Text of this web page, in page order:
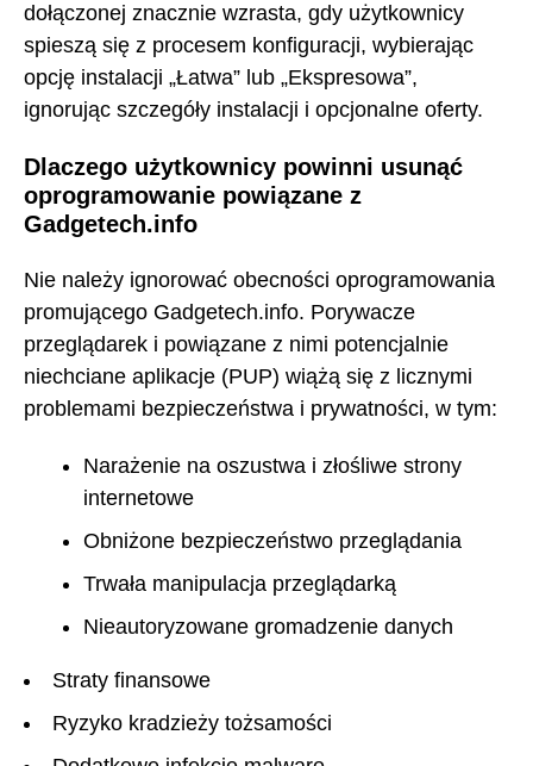
dołączonej znacznie wzrasta, gdy użytkownicy
spieszą się z procesem konfiguracji, wybierając
opcję instalacji „Łatwa” lub „Ekspresowa”,
ignorując szczegóły instalacji i opcjonalne oferty.
Dlaczego użytkownicy powinni usunąć
oprogramowanie powiązane z
Gadgetech.info
Nie należy ignorować obecności oprogramowania
promującego Gadgetech.info. Porywacze
przeglądarek i powiązane z nimi potencjalnie
niechciane aplikacje (PUP) wiążą się z licznymi
problemami bezpieczeństwa i prywatności, w tym:
Narażenie na oszustwa i złośliwe strony
internetowe
Obniżone bezpieczeństwo przeglądania
Trwała manipulacja przeglądarką
Nieautoryzowane gromadzenie danych
Straty finansowe
Ryzyko kradzieży tożsamości